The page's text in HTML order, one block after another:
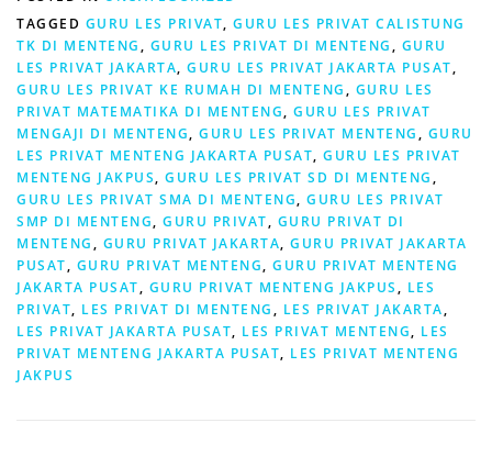
TAGGED GURU LES PRIVAT, GURU LES PRIVAT CALISTUNG
TK DI MENTENG, GURU LES PRIVAT DI MENTENG, GURU
LES PRIVAT JAKARTA, GURU LES PRIVAT JAKARTA PUSAT,
GURU LES PRIVAT KE RUMAH DI MENTENG, GURU LES
PRIVAT MATEMATIKA DI MENTENG, GURU LES PRIVAT
MENGAJI DI MENTENG, GURU LES PRIVAT MENTENG, GURU
LES PRIVAT MENTENG JAKARTA PUSAT, GURU LES PRIVAT
MENTENG JAKPUS, GURU LES PRIVAT SD DI MENTENG,
GURU LES PRIVAT SMA DI MENTENG, GURU LES PRIVAT
SMP DI MENTENG, GURU PRIVAT, GURU PRIVAT DI
MENTENG, GURU PRIVAT JAKARTA, GURU PRIVAT JAKARTA
PUSAT, GURU PRIVAT MENTENG, GURU PRIVAT MENTENG
JAKARTA PUSAT, GURU PRIVAT MENTENG JAKPUS, LES
PRIVAT, LES PRIVAT DI MENTENG, LES PRIVAT JAKARTA,
LES PRIVAT JAKARTA PUSAT, LES PRIVAT MENTENG, LES
PRIVAT MENTENG JAKARTA PUSAT, LES PRIVAT MENTENG
JAKPUS